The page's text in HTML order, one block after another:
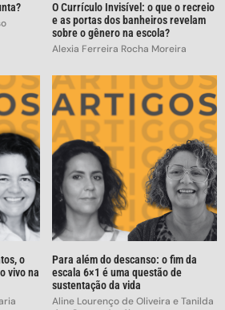
O Currículo Invisível: o que o recreio
e as portas dos banheiros revelam
sobre o gênero na escola?
Alexia Ferreira Rocha Moreira
o
vivo na
Para além do descanso: o fim da
escala 6×1 é uma questão de
sustentação da vida
Aline Lourenço de Oliveira e Tanilda